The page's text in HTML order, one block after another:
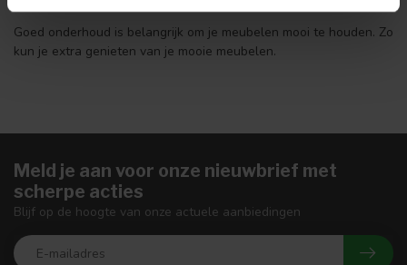
Goed onderhoud is belangrijk om je meubelen mooi te houden. Zo
kun je extra genieten van je mooie meubelen.
Meld je aan voor onze nieuwbrief met
scherpe acties
Blijf op de hoogte van onze actuele aanbiedingen